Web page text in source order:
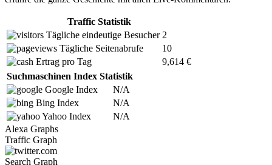
Traffic Statistik
Tägliche eindeutige Besucher 2
Tägliche Seitenabrufe
10
Ertrag pro Tag
9,614 €
Suchmaschinen Index Statistik
Google Index
N/A
Bing Index
N/A
Yahoo Index
N/A
Alexa Graphs
Traffic Graph
Search Graph